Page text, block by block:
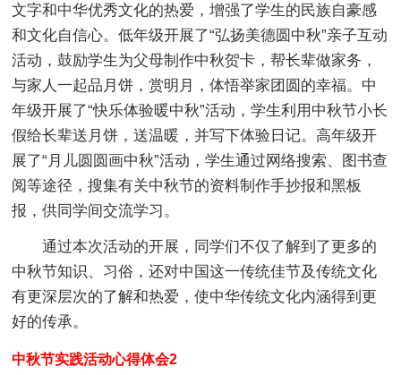
文字和中华优秀文化的热爱，增强了学生的民族自豪感
和文化自信心。低年级开展了“弘扬美德圆中秋”亲子互动
活动，鼓励学生为父母制作中秋贺卡，帮长辈做家务，
与家人一起品月饼，赏明月，体悟举家团圆的幸福。中
年级开展了“快乐体验暖中秋”活动，学生利用中秋节小长
假给长辈送月饼，送温暖，并写下体验日记。高年级开
展了“月儿圆圆画中秋”活动，学生通过网络搜索、图书查
阅等途径，搜集有关中秋节的资料制作手抄报和黑板
报，供同学间交流学习。
通过本次活动的开展，同学们不仅了解到了更多的
中秋节知识、习俗，还对中国这一传统佳节及传统文化
有更深层次的了解和热爱，使中华传统文化内涵得到更
好的传承。
中秋节实践活动心得体会2